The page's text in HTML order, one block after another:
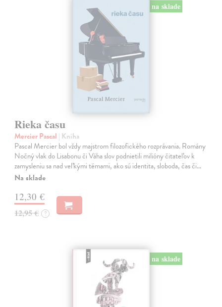
na sklade
Rieka času
Mercier Pascal | Kniha
Pascal Mercier bol vždy majstrom filozofického rozprávania. Romány
Nočný vlak do Lisabonu či Váha slov podnietili milióny čitateľov k
zamysleniu sa nad veľkými témami, ako sú identita, sloboda, čas či…
Na sklade
12,30 €
12,95 € ?
na sklade